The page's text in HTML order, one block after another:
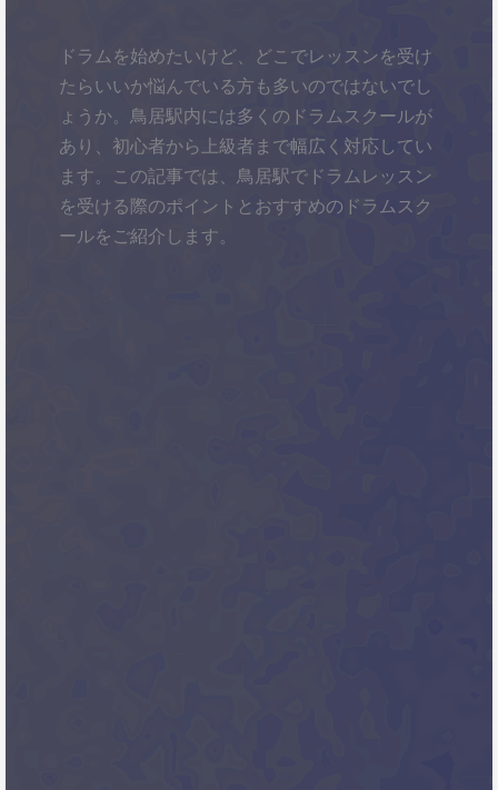
ドラムを始めたいけど、どこでレッスンを受け
たらいいか悩んでいる方も多いのではないでし
ょうか。鳥居駅内には多くのドラムスクールが
あり、初心者から上級者まで幅広く対応してい
ます。この記事では、鳥居駅でドラムレッスン
を受ける際のポイントとおすすめのドラムスク
ールをご紹介します。